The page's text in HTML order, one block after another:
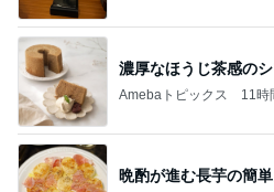
濃厚なほうじ茶感の
Amebaトピックス 11時
晩酌が進む長芋の簡